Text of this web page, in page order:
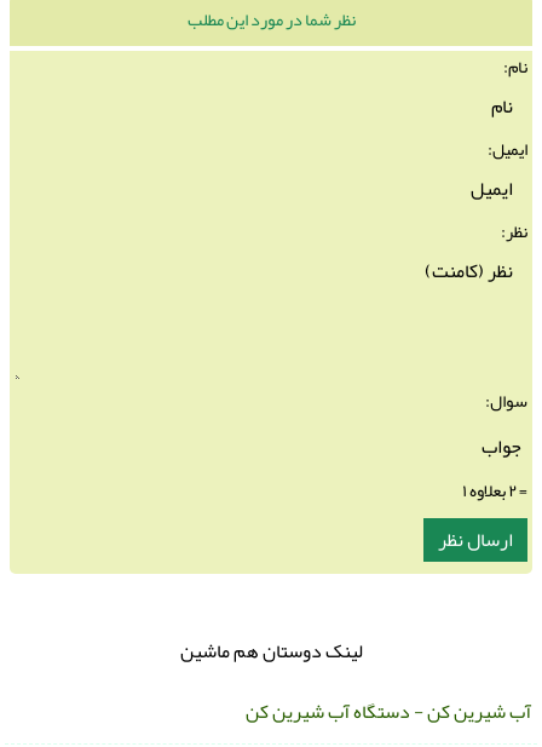
نظر شما در مورد این مطلب
نام:
ایمیل:
نظر:
سوال:
لینک دوستان هم ماشین
شیرین کن - دستگاه آب شیرین کن